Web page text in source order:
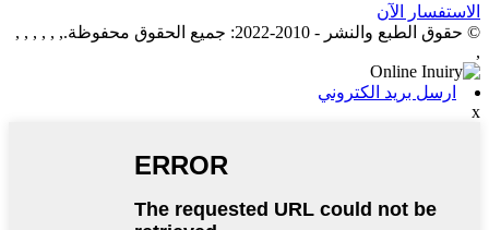
الاستفسار الآن
© حقوق الطبع والنشر - 2010-2022: جميع الحقوق محفوظة., , , , , ,
,
ارسل بريد الكتروني
x